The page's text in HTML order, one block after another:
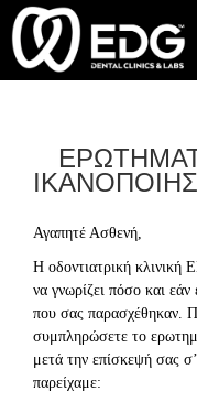
Skip
content
Αγαπητέ Ασθενή,
Η οδοντιατρική κλινική
να γνωρίζει πόσο και εάν
που σας παρασχέθηκαν.
συμπληρώσετε το
μετά την επίσκεψή σας
παρείχαμε: